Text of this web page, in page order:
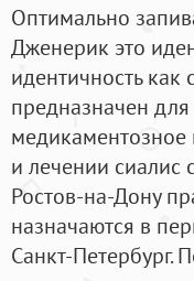
Оптимально
Дженерик это
идентичность как
предназначен
медикаментозное
и лечении сиалис
Ростов-на-Дону
назначаются в
Санкт-Петербург.